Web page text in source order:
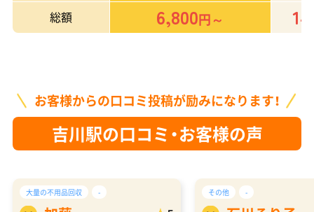
総額
6,800円～
お客様からの口コミ投稿が励みになります！
吉川駅の口コミ・お客様の声
大量の不用品回収 - その他 -